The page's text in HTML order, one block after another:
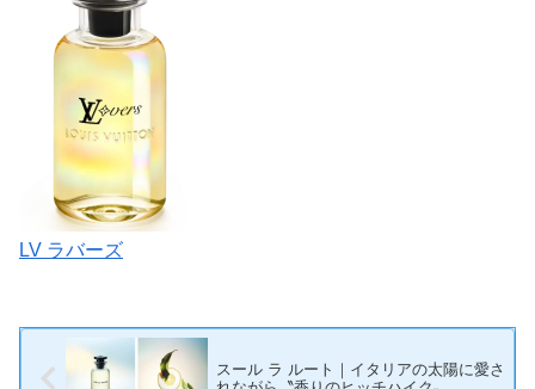
LV ラバーズ
スール ラ ルート｜イタリアの太陽に愛さ